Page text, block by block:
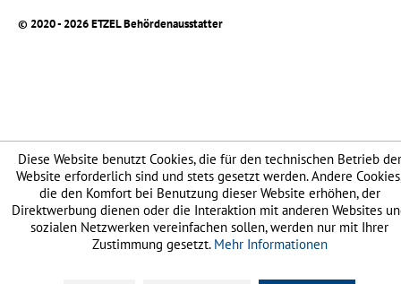
© 2020 - 2026 ETZEL Behördenausstatter
Diese Website benutzt Cookies, die für den technischen Betrieb der
Website erforderlich sind und stets gesetzt werden. Andere
die den Komfort bei Benutzung dieser Website erhöhen, der
Direktwerbung dienen oder die Interaktion mit anderen Websites
sozialen Netzwerken vereinfachen sollen, werden nur mit Ihrer
Zustimmung gesetzt. Mehr Informationen